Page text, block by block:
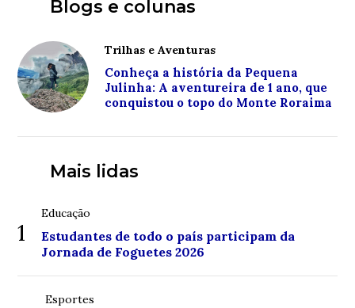
Blogs e colunas
Trilhas e Aventuras
Conheça a história da Pequena
Julinha: A aventureira de 1 ano, que
conquistou o topo do Monte Roraima
Mais lidas
1
Educação
Estudantes de todo o país participam da
Jornada de Foguetes 2026
Esportes